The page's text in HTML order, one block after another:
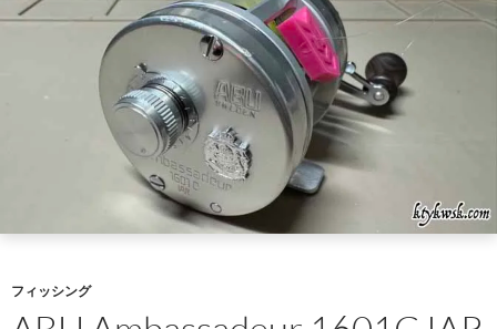
フィッシング